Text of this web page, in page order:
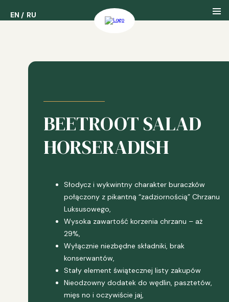
EN RU
EN RU
Nasza Historia
Nasze Nagrody
BEETROOT SALAD
HORSERADISH
Słodycz i wykwintny charakter buraczków
połączony z pikantną “zadziornością” Chrzanu
Luksusowego,
Wysoka zawartość korzenia chrzanu – aż
29%,
Wyłącznie niezbędne składniki, brak
konserwantów,
Stały element świątecznej listy zakupów
Nieodzowny dodatek do wędlin, pasztetów,
mięs no i oczywiście jaj,